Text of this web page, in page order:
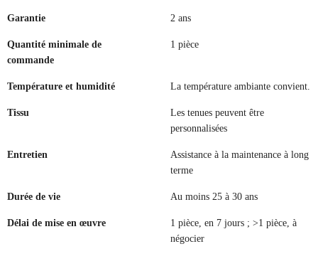
Garantie 2 ans
Quantité minimale de
commande
1 pièce
Température et humidité La température ambiante convient.
Tissu
Les tenues peuvent être
personnalisées
Entretien
Assistance à la maintenance à long
terme
Durée de vie Au moins 25 à 30 ans
Délai de mise en œuvre
1 pièce, en 7 jours ; >1 pièce, à
négocier